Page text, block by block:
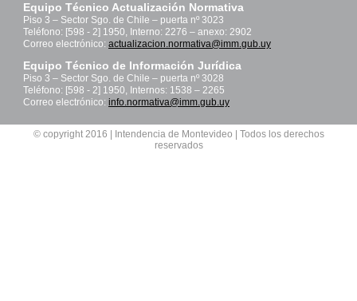
Equipo Técnico Actualización Normativa
Piso 3 – Sector Sgo. de Chile – puerta nº 3023
Teléfono: [598 - 2] 1950, Interno: 2276 – anexo: 2902
Correo electrónico: actualizacion.normativa@imm.gub.uy
Equipo Técnico de Información Jurídica
Piso 3 – Sector Sgo. de Chile – puerta nº 3028
Teléfono: [598 - 2] 1950, Internos: 1538 – 2265
Correo electrónico: info.normativa@imm.gub.uy
© copyright 2016 | Intendencia de Montevideo | Todos los derechos
reservados